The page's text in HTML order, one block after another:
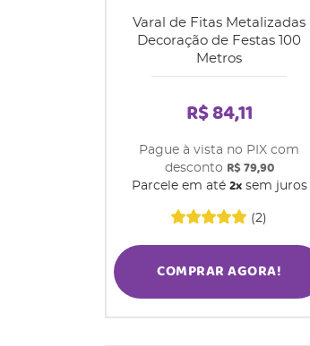
Varal de Fitas Metalizadas
Decoração de Festas 100
Metros
(2)
R$ 84,11
Pague à vista no PIX com
desconto R$ 79,90
Parcele em até 2xsem juros
COMPRAR AGORA!